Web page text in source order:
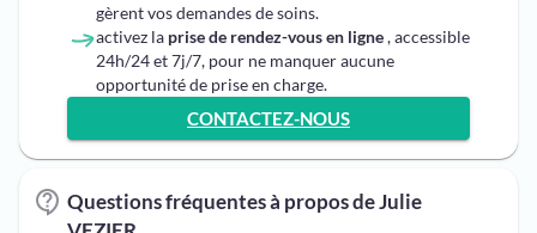
gèrent vos demandes de soins.
activez la prise de rendez-vous en ligne, accessible
24h/24 et 7j/7, pour ne manquer aucune
opportunité de prise en charge.
CONTACTEZ-NOUS
Questions fréquentes à propos de Julie